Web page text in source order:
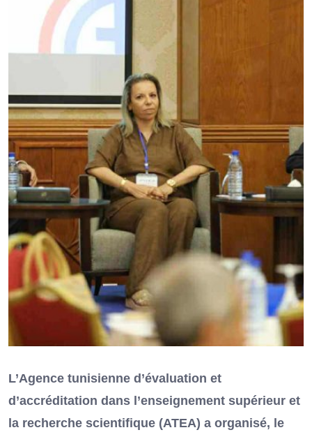
L’Agence tunisienne d’évaluation et
d’accréditation dans l’enseignement supérieur et
la recherche scientifique (ATEA) a organisé, le